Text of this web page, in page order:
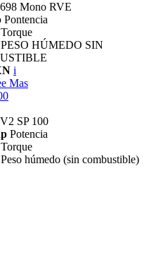
Mono RVE
Pontencia
Torque
PESO HÚMEDO SIN
i
Mas
SP 100
Potencia
Torque
Peso húmedo (sin combustible)